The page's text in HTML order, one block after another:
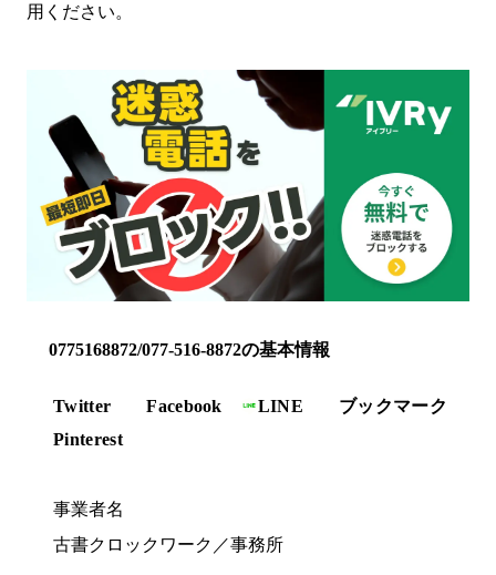
用ください。
0775168872/077-516-8872の基本情報
Twitter Facebook LINE
ブックマーク
Pinterest
事業者名
古書クロックワーク／事務所